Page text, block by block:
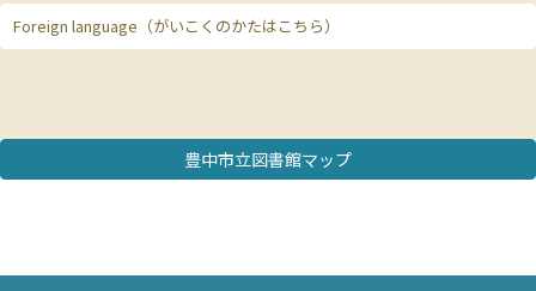
Foreign language（がいこくのかたはこちら）
豊中市立図書館マップ